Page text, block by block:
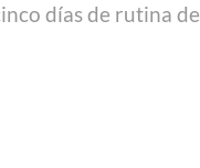
días de rutina de